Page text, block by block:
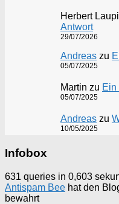
Herbert
Antwort
29/07/2026
Andreas zu
05/07/2025
Martin zu Ein
05/07/2025
Andreas zu
10/05/2025
Infobox
631 queries in 0,603
Antispam Bee hat den
bewahrt